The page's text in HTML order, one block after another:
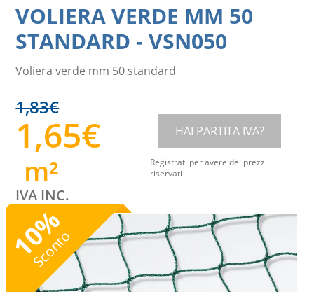
VOLIERA VERDE MM 50
STANDARD -VSN050
Voliera verde mm 50 standard
1,83€
1,65€
m²
IVA INC.
HAI PARTITA IVA?
Registrati per avere dei prezzi
riservati
10
%
Sconto